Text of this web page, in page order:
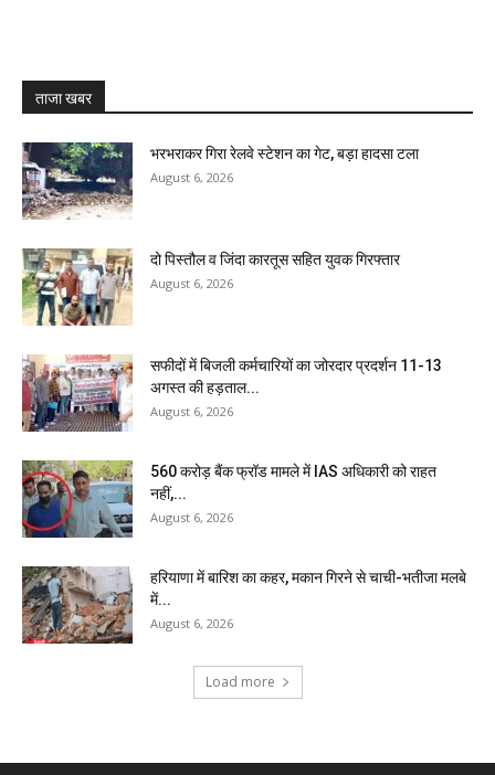
ताजा खबर
भरभराकर गिरा रेलवे स्टेशन का गेट, बड़ा हादसा टला
August 6, 2026
दो पिस्तौल व जिंदा कारतूस सहित युवक गिरफ्तार
August 6, 2026
सफीदों में बिजली कर्मचारियों का जोरदार प्रदर्शन 11-13
अगस्त की हड़ताल...
August 6, 2026
₹560 करोड़ बैंक फ्रॉड मामले में IAS अधिकारी को राहत
नहीं,...
August 6, 2026
हरियाणा में बारिश का कहर, मकान गिरने से चाची-भतीजा मलबे
में...
August 6, 2026
Load more